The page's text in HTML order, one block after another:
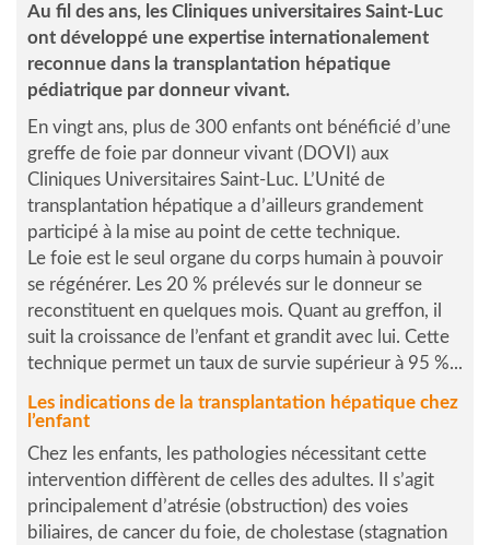
Au fil des ans, les Cliniques universitaires Saint-Luc
ont développé une expertise internationalement
reconnue dans la transplantation hépatique
pédiatrique par donneur vivant.
En vingt ans, plus de 300 enfants ont bénéficié d’une
greffe de foie par donneur vivant (DOVI) aux
Cliniques Universitaires Saint-Luc. L’Unité de
transplantation hépatique a d’ailleurs grandement
participé à la mise au point de cette technique.
Le foie est le seul organe du corps humain à pouvoir
se régénérer. Les 20 % prélevés sur le donneur se
reconstituent en quelques mois. Quant au greffon, il
suit la croissance de l’enfant et grandit avec lui. Cette
technique permet un taux de survie supérieur à 95 %...
Les indications de la transplantation hépatique chez
l’enfant
Chez les enfants, les pathologies nécessitant cette
intervention diffèrent de celles des adultes. Il s’agit
principalement d’atrésie (obstruction) des voies
biliaires, de cancer du foie, de cholestase (stagnation